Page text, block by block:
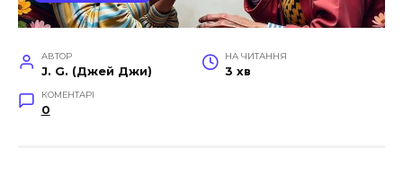
АВТОР
J. G. (Джей Джи)
НА ЧИТАННЯ
3 хв
КОМЕНТАРІ
0